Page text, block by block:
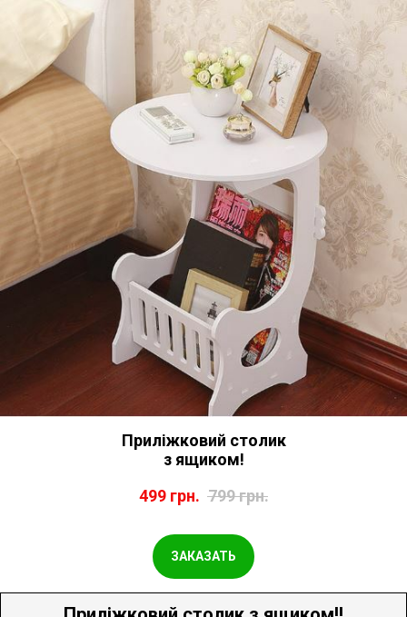
Приліжковий столик
з ящиком!
499 грн. 799грн.
ЗАКАЗАТЬ